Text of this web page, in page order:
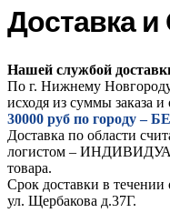
Доставка
Нашей службой
По г. Нижнему Новгороду
исходя из суммы заказа и
30000 руб по городу –
Доставка по области
логистом –
товара.
Срок доставки в
ул. Щербакова д.37Г.